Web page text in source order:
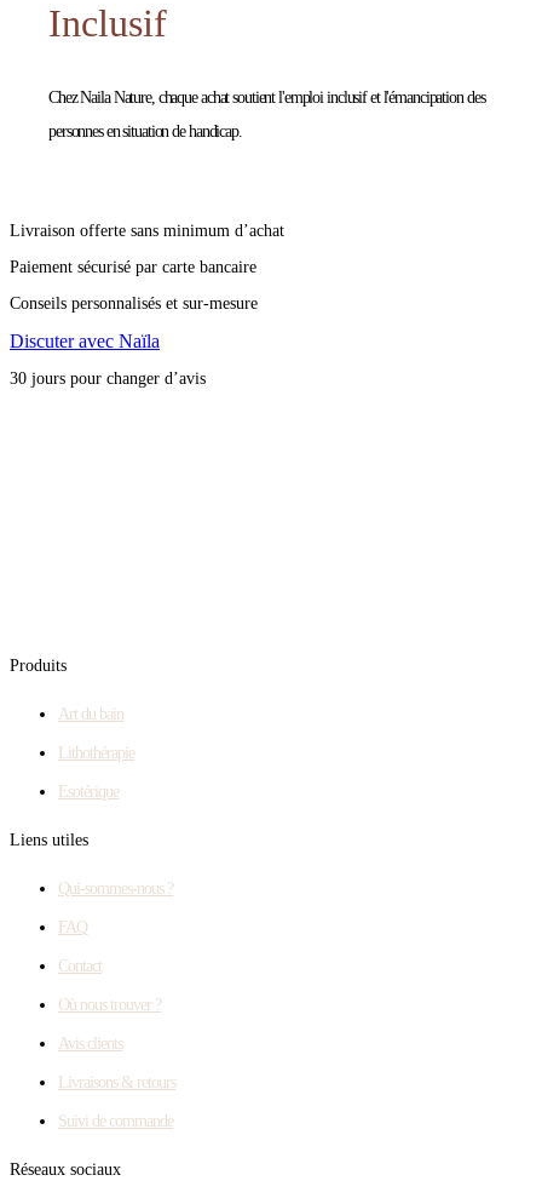
Inclusif
Chez Naila Nature, chaque achat soutient l'emploi inclusif et l'émancipation des
personnes en situation de handicap.
Livraison offerte sans minimum d’achat
Paiement sécurisé par carte bancaire
Conseils personnalisés et sur-mesure
Discuter avec Naïla
30 jours pour changer d’avis
Produits
Art du bain
Lithothérapie
Esotérique
Liens utiles
Qui-sommes-nous ?
FAQ
Contact
Où nous trouver ?
Avis clients
Livraisons & retours
Suivi de commande
Réseaux sociaux